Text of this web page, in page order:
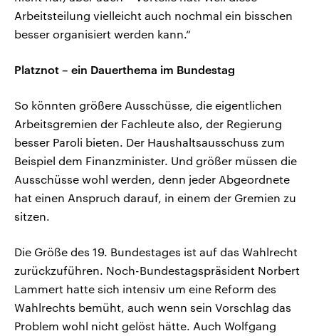
Arbeitsteilung vielleicht auch nochmal ein bisschen
besser organisiert werden kann.“
Platznot – ein Dauerthema im Bundestag
So könnten größere Ausschüsse, die eigentlichen
Arbeitsgremien der Fachleute also, der Regierung
besser Paroli bieten. Der Haushaltsausschuss zum
Beispiel dem Finanzminister. Und größer müssen die
Ausschüsse wohl werden, denn jeder Abgeordnete
hat einen Anspruch darauf, in einem der Gremien zu
sitzen.
Die Größe des 19. Bundestages ist auf das Wahlrecht
zurückzuführen. Noch-Bundestagspräsident Norbert
Lammert hatte sich intensiv um eine Reform des
Wahlrechts bemüht, auch wenn sein Vorschlag das
Problem wohl nicht gelöst hätte. Auch Wolfgang